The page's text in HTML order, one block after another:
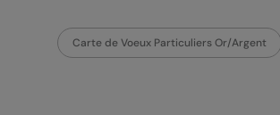
Carte de Voeux Particuliers Or/Argent